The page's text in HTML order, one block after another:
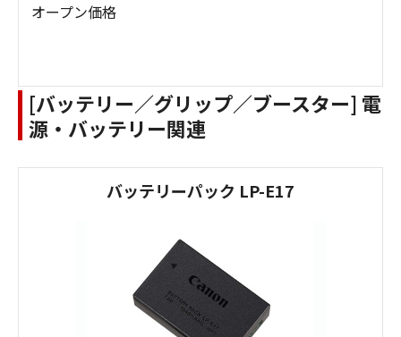
オープン価格
[バッテリー／グリップ／ブースター] 電
源・バッテリー関連
バッテリーパック LP-E17